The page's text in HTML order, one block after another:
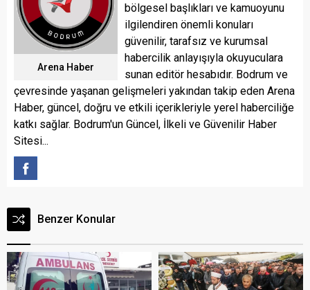
Arena Haber
bölgesel başlıkları ve kamuoyunu
ilgilendiren önemli konuları
güvenilir, tarafsız ve kurumsal
habercilik anlayışıyla okuyuculara
sunan editör hesabıdır. Bodrum ve
çevresinde yaşanan gelişmeleri yakından takip eden Arena
Haber, güncel, doğru ve etkili içerikleriyle yerel haberciliğe
katkı sağlar. Bodrum'un Güncel, İlkeli ve Güvenilir Haber
Sitesi...
Benzer Konular